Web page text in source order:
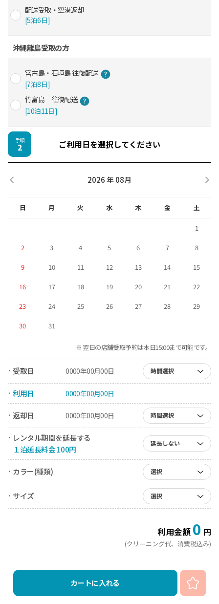
配送受取・空港返却
[5泊6日]
沖縄離島受取の方
宮古島・石垣島 往復配送
[7泊8日]
竹富島 往復配送
[10泊11日]
手順
2 ご利用日を選択してください
2026 年 08月
日 月 火 水 木 金 土
1
2 3 4 5 6 7 8
9 10 11 12 13 14 15
16 17 18 19 20 21 22
23 24 25 26 27 28 29
30 31
※ 翌日の店舗受取予約は本日15:00まで可能です。
· 受取日 0000年00月00日 時間選択
· 利用日 0000年00月00日
· 返却日 0000年00月00日 時間選択
· レンタル期間を延長する
１泊延長料金 100円
延長しない
· カラー(種類) 選択
· サイズ 選択
利用金額 0 円
(クリーニング代、消費税込み)
カートに入れる